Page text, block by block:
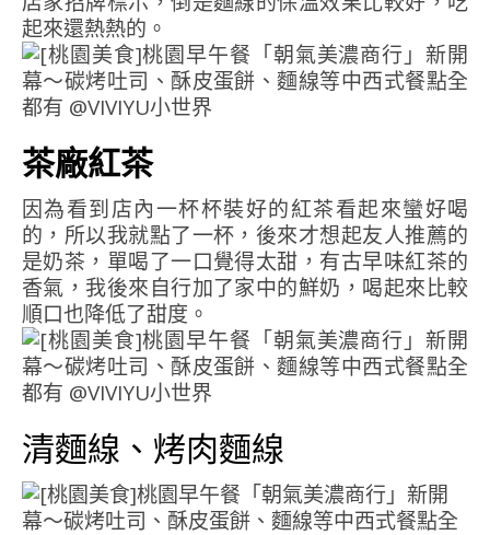
起來還熱熱的。
茶廠紅茶
因為看到店內一杯杯裝好的紅茶看起來蠻好喝
的，所以我就點了一杯，後來才想起友人推薦的
是奶茶，單喝了一口覺得太甜，有古早味紅茶的
香氣，我後來自行加了家中的鮮奶，喝起來比較
順口也降低了甜度。
清麵線、烤肉麵線